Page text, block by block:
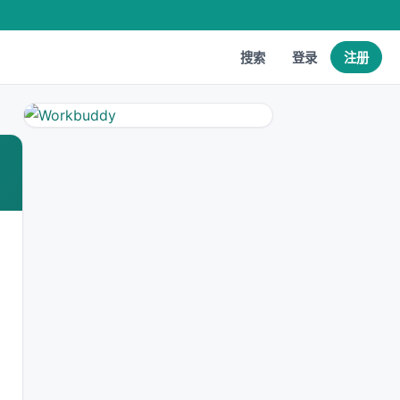
搜索 登录 注册